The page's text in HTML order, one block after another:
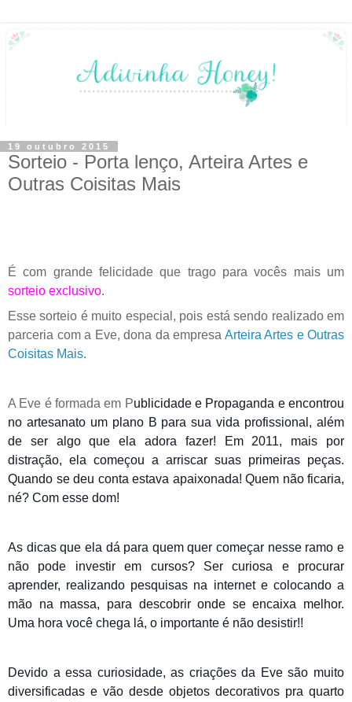
19 outubro 2015
Sorteio - Porta lenço, Arteira Artes e
Outras Coisitas Mais
É com grande felicidade que trago para vocês mais um
sorteio exclusivo.
Esse sorteio é muito especial, pois está sendo realizado em
parceria com a Eve, dona da empresa Arteira Artes e Outras
Coisitas Mais.
A Eve é formada em Publicidade e Propaganda e encontrou
no artesanato um plano B para sua vida profissional, além
de ser algo que ela adora fazer! Em 2011, mais por
distração, ela começou a arriscar suas primeiras peças.
Quando se deu conta estava apaixonada! Quem não ficaria,
né? Com esse dom!
As dicas que ela dá para quem quer começar nesse ramo e
não pode investir em cursos? Ser curiosa e procurar
aprender, realizando pesquisas na internet e colocando a
mão na massa, para descobrir onde se encaixa melhor.
Uma hora você chega lá, o importante é não desistir!!
Devido a essa curiosidade, as criações da Eve são muito
diversificadas e vão desde objetos decorativos pra quarto